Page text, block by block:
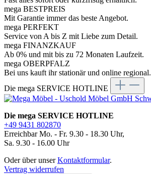
mega BESTPREIS
Mit Garantie immer das beste Angebot.
mega PERFEKT
Service von A bis Z mit Liebe zum Detail.
mega FINANZKAUF
Ab 0% und mit bis zu 72 Monaten Laufzeit.
mega OBERPFALZ
Bei uns kauft ihr stationär und online regional.
Die mega SERVICE HOTLINE
Die mega SERVICE HOTLINE
+49 9431 802870
Erreichbar Mo. - Fr. 9.30 - 18.30 Uhr,
Sa. 9.30 - 16.00 Uhr
Oder über unserKontaktformular.
Vertrag widerrufen